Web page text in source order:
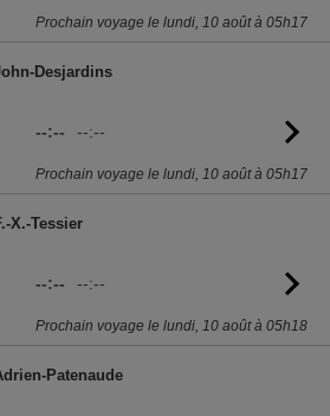
Prochain voyage le lundi, 10 août à 05h17
Desjardins
--:-- --:--
Prochain voyage le lundi, 10 août à 05h17
X.-Tessier
--:-- --:--
Prochain voyage le lundi, 10 août à 05h18
Patenaude